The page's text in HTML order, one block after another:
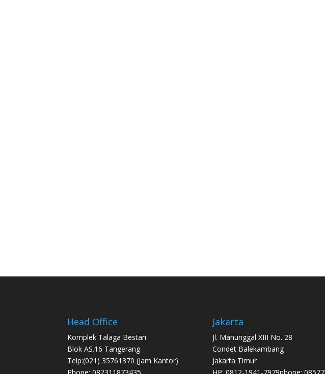
Head Office
Komplek Talaga Bestari
Blok AS.16 Tangerang
Telp:(021) 35761370 (Jam Kantor)
Jakarta
Jl. Manunggal XIII No. 28
Condet Balekambang
Jakarta Timur